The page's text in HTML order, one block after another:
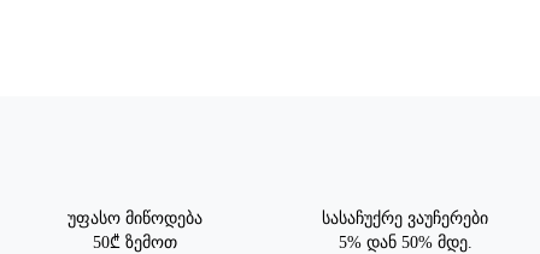
უფასო მიწოდება
50₾ ზემოთ
სასაჩუქრე ვაუჩერები
5% დან 50% მდე.